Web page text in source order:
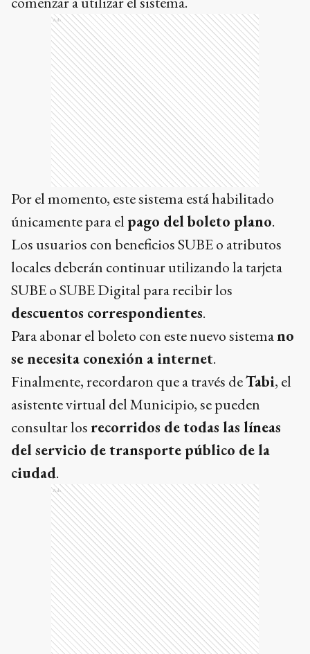
Ads
Por el momento, este sistema está habilitado
únicamente para el pago del boleto plano.
Los usuarios con beneficios SUBE o atributos
locales deberán continuar utilizando la tarjeta
SUBE o SUBE Digital para recibir los
descuentos correspondientes.
Para abonar el boleto con este nuevo sistemano
se necesita conexión a internet.
Finalmente, recordaron que a través deTabi, el
asistente virtual del Municipio, se pueden
consultar losrecorridos de todas las líneas
del servicio de transporte público de la
ciudad.
Ads